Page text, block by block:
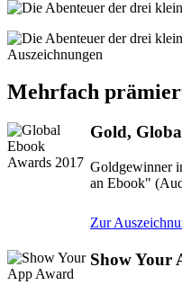
Auszeichnungen
Mehrfach
Gold,
Goldgewinner
an Ebook"
Zur
Show Your